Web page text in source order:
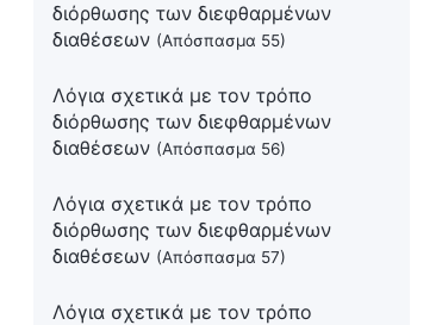
διόρθωσης των διεφθαρμένων
διαθέσεων (Απόσπασμα 55)
Λόγια σχετικά με τον τρόπο
διόρθωσης των διεφθαρμένων
διαθέσεων (Απόσπασμα 56)
Λόγια σχετικά με τον τρόπο
διόρθωσης των διεφθαρμένων
διαθέσεων (Απόσπασμα 57)
Λόγια σχετικά με τον τρόπο